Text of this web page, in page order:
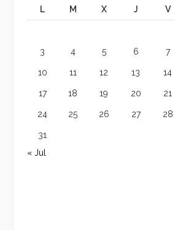
L M X J V
3 4 5 6 7
10 11 12 13 14
17 18 19 20 21
24 25 26 27 28
31
« Jul